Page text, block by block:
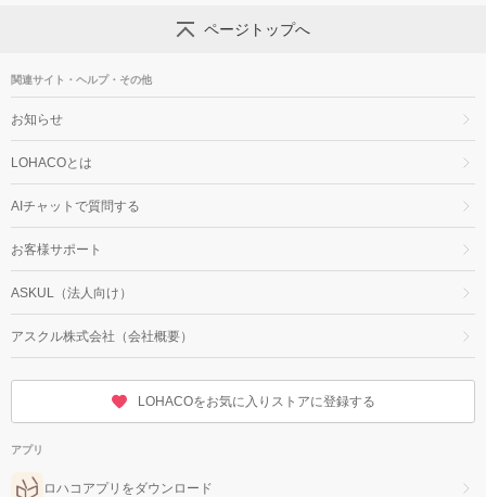
ページトップへ
関連サイト・ヘルプ・その他
お知らせ
LOHACOとは
AIチャットで質問する
お客様サポート
ASKUL（法人向け）
アスクル株式会社（会社概要）
LOHACOをお気に入りストアに登録する
アプリ
ロハコアプリをダウンロード